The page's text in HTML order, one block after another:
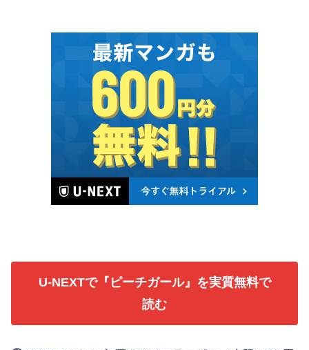
U-NEXTで『ピーチガール』を実質無料で
読む